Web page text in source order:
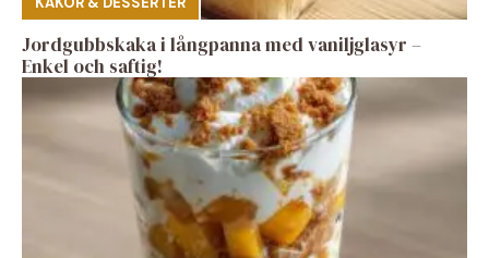
Jordgubbskaka i långpanna med vaniljglasyr –
Enkel och saftig!